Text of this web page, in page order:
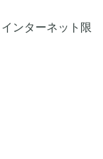
ンターネット限